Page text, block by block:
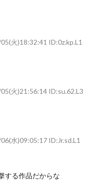
火)18:32:41 ID:0z.kp.L1
火)21:56:14 ID:su.62.L3
水)09:05:17 ID:Jr.sd.L1
する作品だからな